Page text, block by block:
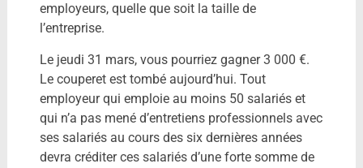
employeurs, quelle que soit la taille de
l’entreprise.
Le jeudi 31 mars, vous pourriez gagner 3 000 €.
Le couperet est tombé aujourd’hui. Tout
employeur qui emploie au moins 50 salariés et
qui n’a pas mené d’entretiens professionnels avec
ses salariés au cours des six dernières années
devra créditer ces salariés d’une forte somme de